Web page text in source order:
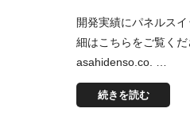
開発実績にパネルス
細はこちらをご覧く
asahidenso.co. …
続きを読む